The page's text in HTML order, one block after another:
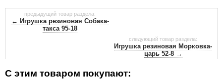
предыдущий товар раздела:
← Игрушка резиновая Собака-
такса 95-18
следующий товар раздела:
Игрушка резиновая Морковка-
царь 52-8 →
С этим товаром покупают:
Архив / Снято с производства